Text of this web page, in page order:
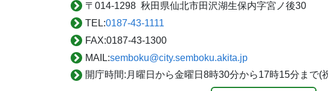
〒 014-1298 秋田県仙北市田沢湖生保内字宮ノ後30
TEL:0187-43-1111
FAX:0187-43-1300
MAIL:semboku@city.semboku.akita.jp
開庁時間: 月曜日から金曜日8時30分から17時15分まで(